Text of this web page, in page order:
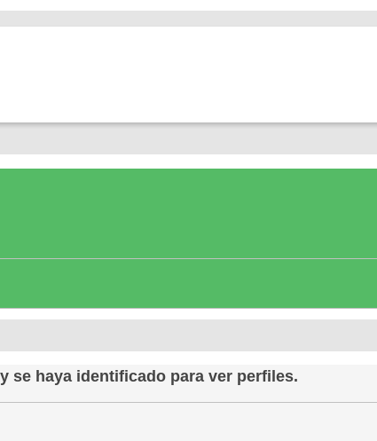
se haya identificado para ver perfiles.